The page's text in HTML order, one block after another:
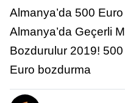
Almanya’da 500
Almanya’da Geçerli
Bozdurulur 2019!
Euro bozdurma